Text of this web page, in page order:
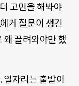
고민을 해봐야
게 질문이 생긴
왜 끌려와야만 했
자리는 출발이